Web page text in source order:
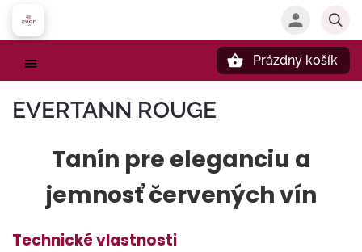
Prázdny košík
EVERTANN ROUGE
Tanín pre eleganciu a
jemnosť červených vín
Technické vlastnosti